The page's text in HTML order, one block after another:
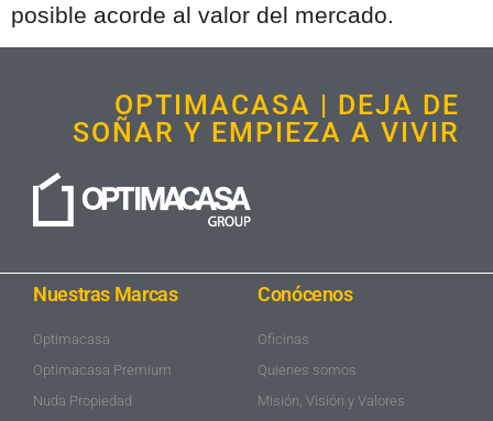
posible acorde al valor del mercado.
OPTIMACASA | DEJA DE
SOÑAR Y EMPIEZA A VIVIR
Nuestras Marcas
Optimacasa
Optimacasa Premium
Nuda Propiedad
Conócenos
Oficinas
Quienes somos
Misión, Visión y Valores